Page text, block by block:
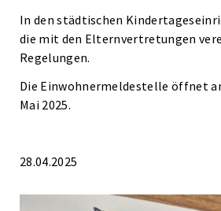
In den städtischen
die mit den Elternvertretungen
Regelungen.
Die Einwohnermeldestelle öffnet
Mai 2025.
28.04.2025